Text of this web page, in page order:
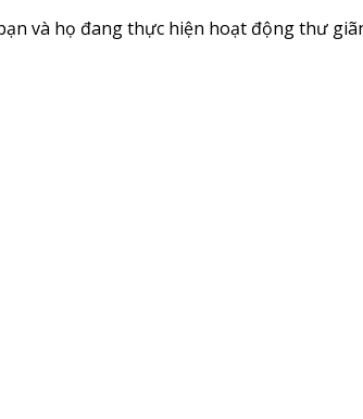
và họ đang thực hiện hoạt động thư